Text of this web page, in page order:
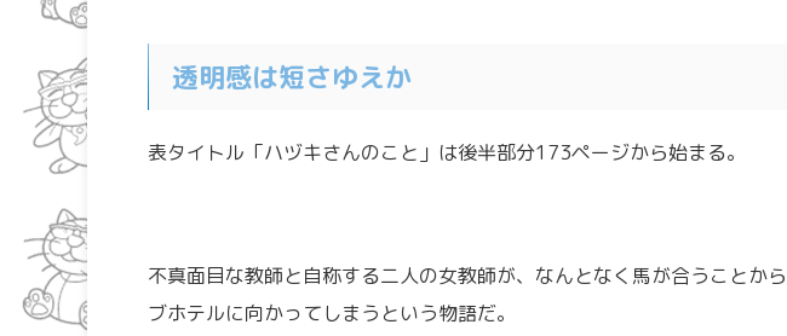
透明感は短さゆえか
表タイトル「ハヅキさんのこと」は後半部分173ページから始まる。
不真面目な教師と自称する二人の女教師が、なんとなく馬が合うことか
ブホテルに向かってしまうという物語だ。